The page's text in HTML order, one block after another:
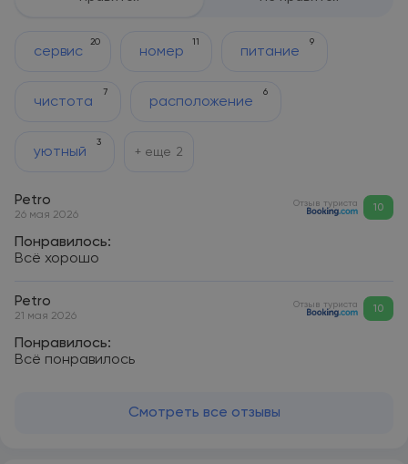
сервис
20
номер
11
питание
9
чистота
7
расположение
6
уютный
3
+ еще 2
Petro
26 мая 2026
Отзыв туриста 10
Понравилось:
Всё хорошо
Petro
21 мая 2026
Отзыв туриста 10
Понравилось:
Всё понравилось
Смотреть все отзывы